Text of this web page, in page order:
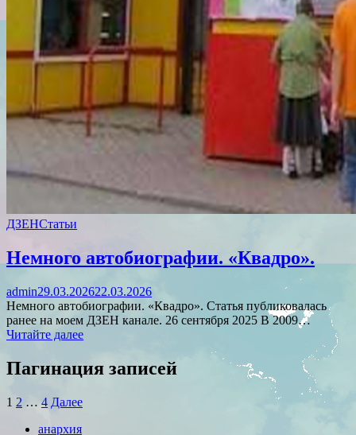
ДЗЕНСтатьи
Немного автобиографии. «Квадро».
admin29.03.202622.03.2026
Немного автобиографии. «Квадро». Статья публиковалась
ранее на моем ДЗЕН канале. 26 сентября 2025 В 2009…
Читайте далее
Пагинация записей
1 2 … 4 Далее
анархия